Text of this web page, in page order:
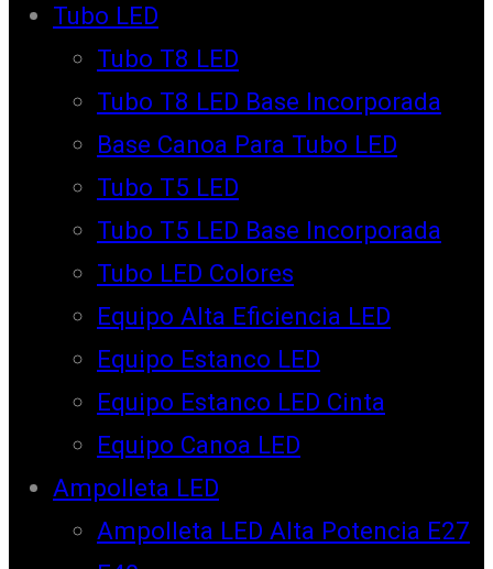
Tubo LED
Tubo T8 LED
Tubo T8 LED Base Incorporada
Base Canoa Para Tubo LED
Tubo T5 LED
Tubo T5 LED Base Incorporada
Tubo LED Colores
Equipo Alta Eficiencia LED
Equipo Estanco LED
Equipo Estanco LED Cinta
Equipo Canoa LED
Ampolleta LED
Ampolleta LED Alta Potencia E27